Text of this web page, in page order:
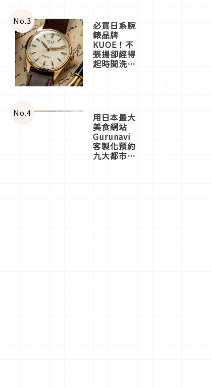
No.3 必買日系腕
錶品牌
KUOE！不
張揚卻經得
起時間洗鍊
No.4 用日本最大
美食網站
Gurunavi
客製化預約
九大都市餐